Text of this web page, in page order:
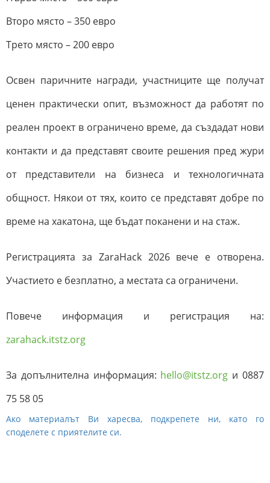
Второ място – 350 евро
Трето място – 200 евро
Освен паричните награди, участниците ще получат
ценен практически опит, възможност да работят по
реален проект в ограничено време, да създадат нови
контакти и да представят своите решения пред жури
от представители на бизнеса и технологичната
общност. Някои от тях, които се представят добре по
време на хакатона, ще бъдат поканени и на стаж.
Регистрацията за ZaraHack 2026 вече е отворена.
Участието е безплатно, а местата са ограничени.
Повече информация и регистрация на:
zarahack.itstz.org
За допълнителна информация: hello@itstz.org и 0887
75 58 05
Ако материалът Ви харесва, подкрепете ни, като го
споделете с приятелите си.